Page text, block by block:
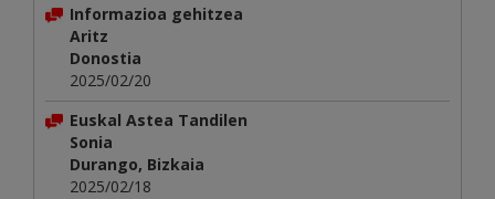
Informazioa gehitzea
Aritz
Donostia
2025/02/20
Euskal Astea Tandilen
Sonia
Durango, Bizkaia
2025/02/18